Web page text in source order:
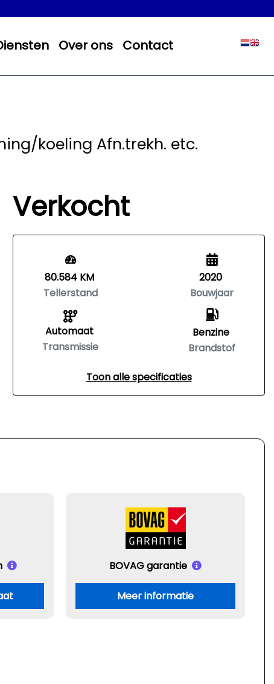
Over ons Contact
koeling Afn.trekh. etc.
Verkocht
80.584 KM
Tellerstand
Automaat
Transmissie
2020
Bouwjaar
Benzine
Brandstof
Toon alle specificaties
BOVAG garantie
Meer informatie